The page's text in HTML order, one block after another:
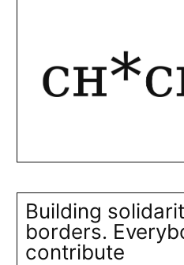
Building
borders.
contribute